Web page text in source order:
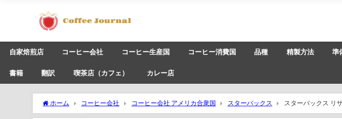
自家焙煎店 コーヒー会社 コーヒー生産国 コーヒー消費国 品種 精製方法 準
書籍 翻訳 喫茶店（カフェ） カレー店
ホーム コーヒー会社 コーヒー会社 アメリカ合衆国 スターバックス
スターバックス リ
ニア ウルヤ